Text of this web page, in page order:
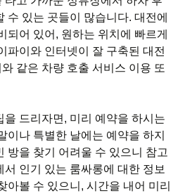
수 있는 곳들이 많습니다. 대전에
되어 있어, 원하는 위치에 빠르게
파이와 인터넷이 잘 구축된 대전
같은 차량 호출 서비스 이용 또
드리자면, 미리 예약을 하시는
이나 특별한 날에는 예약을 하지
방을 찾기 어려울 수 있으니 참고
인기 있는 룸싸롱에 대한 정보
아볼 수 있으니, 시간을 내어 미리